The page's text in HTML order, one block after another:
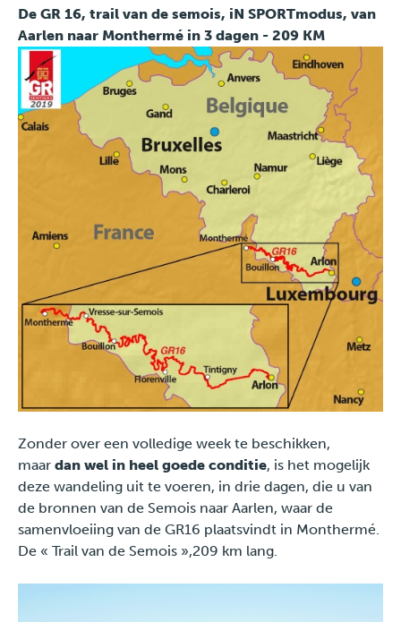
Travel
Plus
News
Product Tests
TraKKs Team
De GR 16, trail van de semois, iN SPORTmodus, van
Aarlen naar Monthermé in 3 dagen - 209 KM
Zonder over een volledige week te beschikken,
maar dan wel in heel goede conditie, is het mogelijk
deze wandeling uit te voeren, in drie dagen, die u van
de bronnen van de Semois naar Aarlen, waar de
samenvloeiing van de GR16 plaatsvindt in Monthermé.
De « Trail van de Semois »,209 km lang.